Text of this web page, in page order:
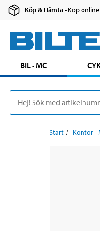
Köp & Hämta- Köp
BIL - MC
Start Kontor -